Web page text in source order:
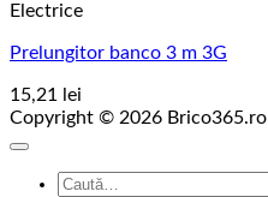
Electrice
Prelungitor banco 3 m 3G
15,21
lei
Copyright © 2026 Brico365.ro
Caută